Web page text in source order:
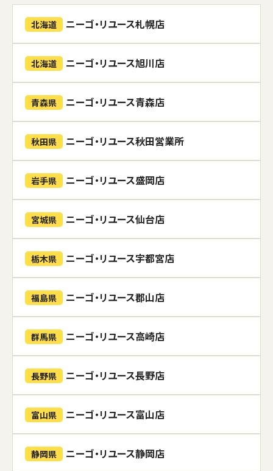
北海道 ニーゴ・リユース札幌店
北海道 ニーゴ・リユース旭川店
青森県 ニーゴ・リユース青森店
秋田県 ニーゴ・リユース秋田営業所
岩手県 ニーゴ・リユース盛岡店
宮城県 ニーゴ・リユース仙台店
栃木県 ニーゴ・リユース宇都宮店
福島県 ニーゴ・リユース郡山店
群馬県 ニーゴ・リユース高崎店
長野県 ニーゴ・リユース長野店
富山県 ニーゴ・リユース富山店
静岡県 ニーゴ・リユース静岡店